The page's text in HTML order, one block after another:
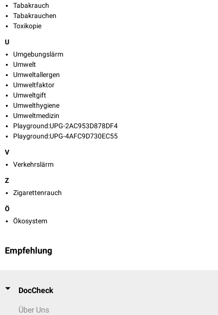
Tabakrauch
Tabakrauchen
Toxikopie
U
Umgebungslärm
Umwelt
Umweltallergen
Umweltfaktor
Umweltgift
Umwelthygiene
Umweltmedizin
Playground:UPG-2AC953D878DF4
Playground:UPG-4AFC9D730EC55
V
Verkehrslärm
Z
Zigarettenrauch
Ö
Ökosystem
Empfehlung
DocCheck
Über Uns